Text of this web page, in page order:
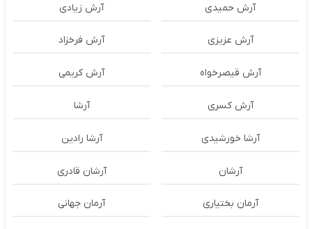
آرش حمیدی آرش زیادی
آرش عزیزی آرش فرخزاد
آرش قیصرخواه آرش کریمی
آرش کسری آرشا
آرشا خورشیدی آرشا رادین
آرشان آرشان قادری
آرمان بختیاری آرمان جهانی